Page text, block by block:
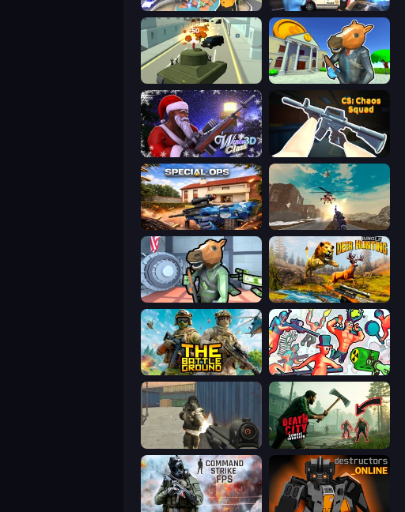
Casino Robbery Vegas Clash 3D
Secret Agent James Bank Robbery 3
Winter Clash 3D CS: Chaos Squad
Special Ops: GO Grandfather Road Chase: Shooter
Bank Robbery Jungle Deer Hunting
The Battleground Funny Shooter 2
Masked Forces Death City Zombie Invasion